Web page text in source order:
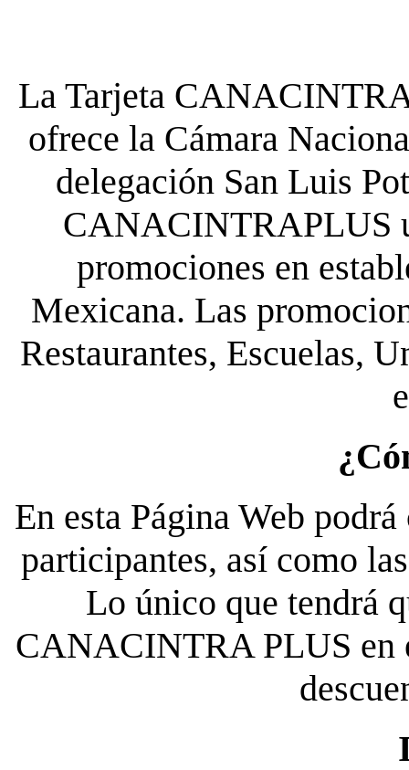
La Tarjeta
ofrece la Cámara
delegación San Luis
CANACINTRAPLUS
promociones en
Mexicana. Las
Restaurantes, Escuelas,
En esta Página Web
participantes, así como
Lo único que tendrá
CANACINTRA PLUS en